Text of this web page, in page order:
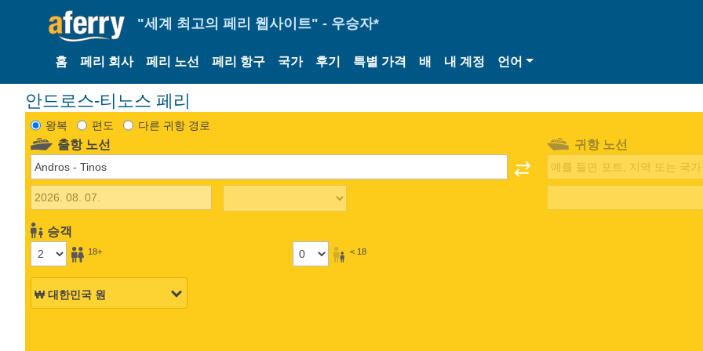
"세계 최고의 페리 웹사이트" - 우승자*
홈 페리 회사 페리 노선 페리 항구 국가 후기 특별 가격 배 내 계정 언어
안드로스-티노스 페리
왕복 편도 다른 귀항 경로
출항 노선
승객
18+ < 18
귀항 노선